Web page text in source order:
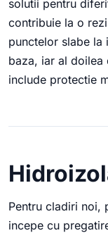
solutii pentru
contribuie la o
punctelor slabe la
baza, iar al doilea
include protectie
Pentru cladiri noi,
incepe cu